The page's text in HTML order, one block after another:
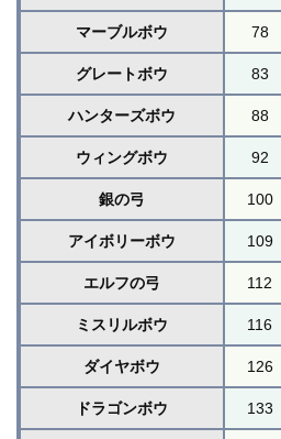
マーブルボウ 78
グレートボウ 83
ハンターズボウ 88
ウィングボウ 92
銀の弓 100
アイボリーボウ 109
エルフの弓 112
ミスリルボウ 116
ダイヤボウ 126
ドラゴンボウ 133